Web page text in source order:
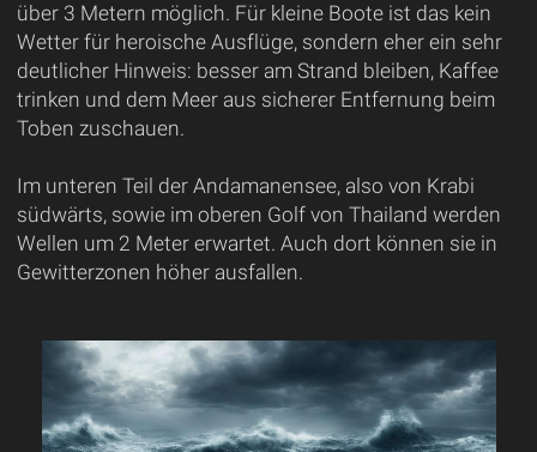
über 3 Metern möglich. Für kleine Boote ist das kein
Wetter für heroische Ausflüge, sondern eher ein sehr
deutlicher Hinweis: besser am Strand bleiben, Kaffee
trinken und dem Meer aus sicherer Entfernung beim
Toben zuschauen.
Im unteren Teil der Andamanensee, also von Krabi
südwärts, sowie im oberen Golf von Thailand werden
Wellen um 2 Meter erwartet. Auch dort können sie in
Gewitterzonen höher ausfallen.